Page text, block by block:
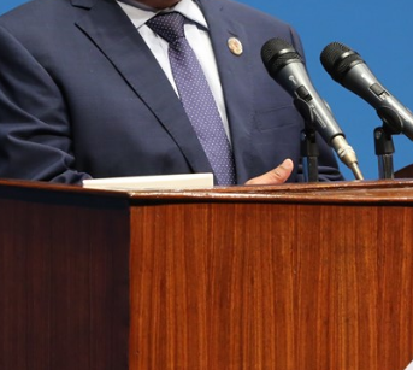
खतिवडाको नयाँ गीत जमाना आजकाल
चलचित्र विकास बोर्डका नवनियुक्त सदस्य गणेश सुवेदीलाई
महानगर यातायातले थप्यो १२ वटा विद्युतीय बस
गणेश
फोहोरमैला व्यवस्थापन संघ नेपालको अध्यक्षमा नुवाकोटका
समाचार हटाउने अदालतको आदेश र पत्रकार पक्राउ
लोकतान्त्रिक सहिद सन्तति वृत्ति कोष स्थापनाः सहिदका
नवलपरासी काठमाडौँ सम्पर्क समन्वय समितिको अध्यक्षमा
कर्फ्यु लागे पनि तीनकुने क्षेत्र अझै अशान्तः सडकमा सेना